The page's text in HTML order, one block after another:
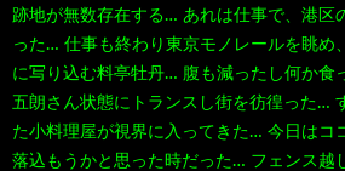
跡地が無数存在する… あれは仕事で、港区
った… 仕事も終わり東京モノレールを眺め
に写り込む料亭牡丹… 腹も減ったし何か食
五朗さん状態にトランスし街を彷徨った…
た小料理屋が視界に入ってきた… 今日はコ
落込もうかと思った時だった… フェンス越